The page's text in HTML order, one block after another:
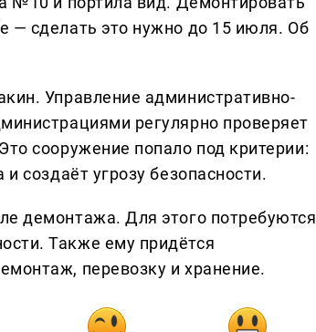
— сделать это нужно до 15 июля. Об
Управление административно-
регулярно проверяет
сооружение попало под критерии:
создаёт угрозу безопасности.
демонтажа. Для этого потребуются
Также ему придётся
перевозку и хранение.